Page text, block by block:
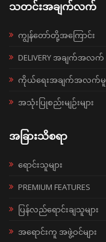
သတင်းအချက်လက်
ကျွန်တော်တို့အကြောင်း
DELIVERY အချက်အလက်
ကိုယ်ရေးအချက်အလက်မူ
အသုံးပြုစည်းမျဉ်းများ
အခြားသိစရာ
ရောင်းသူများ
PREMIUM FEATURES
ပြန်လည်ရောင်းချသူများ
အရောင်းကူ အဖွဲ့ဝင်များ